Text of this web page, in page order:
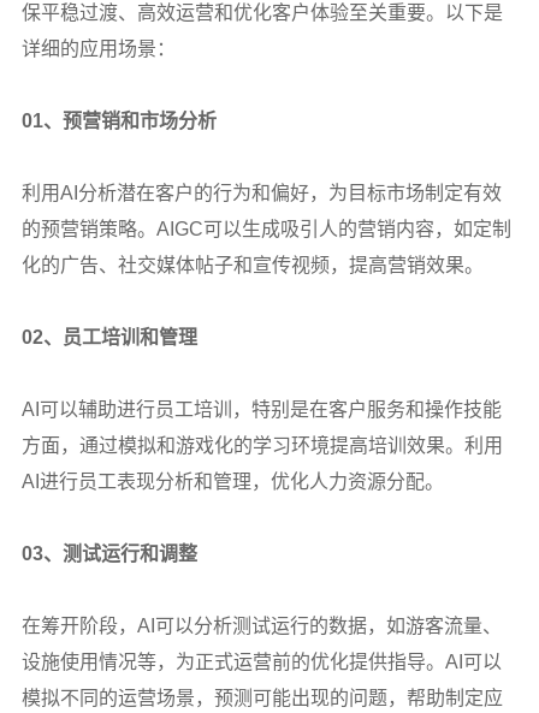
保平稳过渡、高效运营和优化客户体验至关重要。以下是
详细的应用场景：
01、预营销和市场分析
利用AI分析潜在客户的行为和偏好，为目标市场制定有效
的预营销策略。AIGC可以生成吸引人的营销内容，如定制
化的广告、社交媒体帖子和宣传视频，提高营销效果。
02、员工培训和管理
AI 可以辅助进行员工培训，特别是在客户服务和操作技能
方面，通过模拟和游戏化的学习环境提高培训效果。利用
AI进行员工表现分析和管理，优化人力资源分配。
03、测试运行和调整
在筹开阶段，AI可以分析测试运行的数据，如游客流量、
设施使用情况等，为正式运营前的优化提供指导。AI可以
模拟不同的运营场景，预测可能出现的问题，帮助制定应